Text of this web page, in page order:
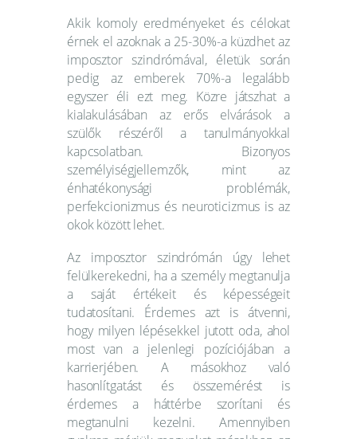
Akik komoly eredményeket és célokat
érnek el azoknak a 25-30%-a küzdhet az
imposztor szindrómával, életük során
pedig az emberek 70%-a legalább
egyszer éli ezt meg. Közre játszhat a
kialakulásában az erős elvárások a
szülők részéről a tanulmányokkal
kapcsolatban. Bizonyos
személyiségjellemzők, mint az
énhatékonysági problémák,
perfekcionizmus és neuroticizmus is az
okok között lehet.
Az imposztor szindrómán úgy lehet
felülkerekedni, ha a személy megtanulja
a saját értékeit és képességeit
tudatosítani. Érdemes azt is átvenni,
hogy milyen lépésekkel jutott oda, ahol
most van a jelenlegi pozíciójában a
karrierjében. A másokhoz való
hasonlítgatást és összemérést is
érdemes a háttérbe szorítani és
megtanulni kezelni. Amennyiben